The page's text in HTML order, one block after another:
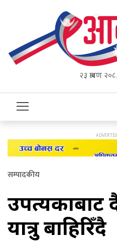
२३ श्रावण
सम्पादकीय
उपत्यकाबाट
यात्रु बाहिरिँदै